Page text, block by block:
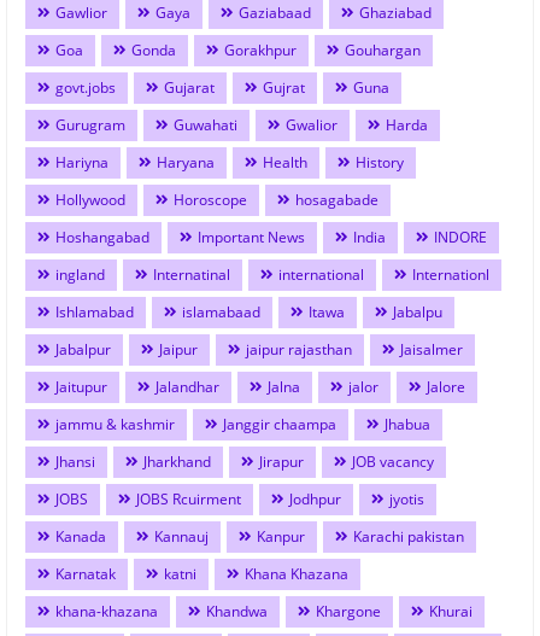
Gawlior
Gaya Gaziabaad
Ghaziabad
Goa
Gonda Gorakhpur
Gouhargan
govt.jobs
Gujarat Gujrat
Guna
Gurugram
Guwahati Gwalior
Harda
Hariyna
Haryana Health
History
Hollywood
Horoscope
hosagabade
Hoshangabad
Important News India
INDORE
ingland
Internatinal international
Internationl
Ishlamabad
islamabaad Itawa
Jabalpu
Jabalpur
Jaipur jaipur rajasthan
Jaisalmer
Jaitupur
Jalandhar Jalna jalor
Jalore
jammu & kashmir
Janggir chaampa
Jhabua
Jhansi
Jharkhand Jirapur
JOB vacancy
JOBS
JOBS Rcuirment Jodhpur
jyotis
Kanada
Kannauj Kanpur
Karachi pakistan
Karnatak
katni
Khana Khazana
khana-khazana
Khandwa Khargone
Khurai